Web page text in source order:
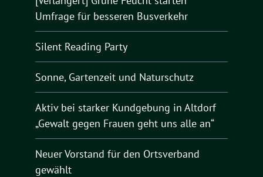
Umfrage für besseren Busverkehr
Silent Reading Party
Sonne, Gartenzeit und Naturschutz
Aktiv bei starker Kundgebung in Altdorf
„Gewalt gegen Frauen geht uns alle an“
Neuer Vorstand für den Ortsverband
gewählt